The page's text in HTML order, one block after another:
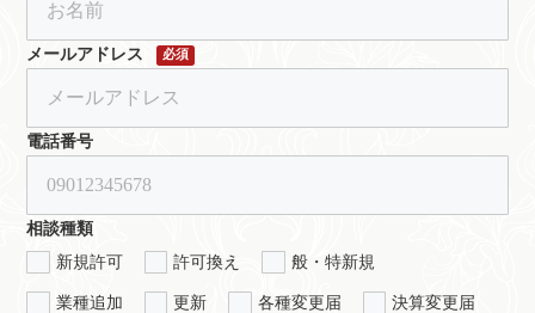
メールアドレス 必須
電話番号
相談種類
新規許可
許可換え 般・特新規
業種追加 更新 各種変更届 決算変更届